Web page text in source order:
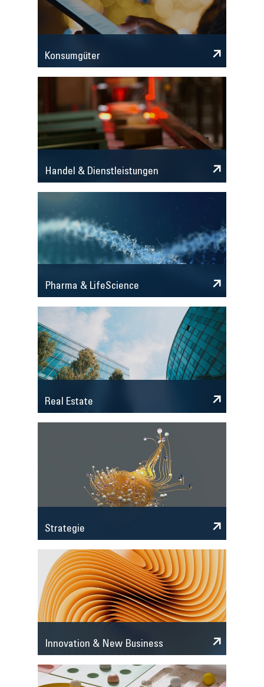
Konsumgüter
Handel & Dienstleistungen
Pharma & LifeScience
Real Estate
Strategie
Innovation & New Business